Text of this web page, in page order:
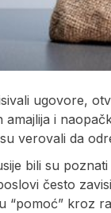
ugovore,
amajlija i
verovali da
bili su
često
“pomoć” kroz